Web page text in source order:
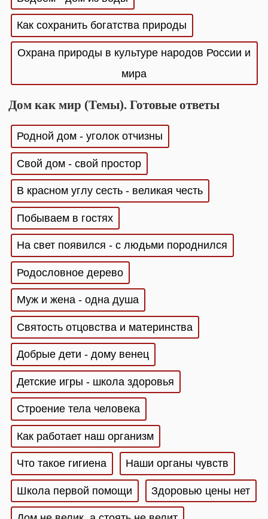
Как сохранить богатства природы
Охрана природы в культуре народов России и
мира
Дом как мир (Темы). Готовые ответы
Родной дом - уголок отчизны
Свой дом - свой простор
В красном углу сесть - великая честь
Побываем в гостях
На свет появился - с людьми породнился
Родословное дерево
Муж и жена - одна душа
Святость отцовства и материнства
Добрые дети - дому венец
Детские игры - школа здоровья
Строение тела человека
Как работает наш организм
Что такое гигиена Наши органы чувств
Школа первой помощи Здоровью цены нет